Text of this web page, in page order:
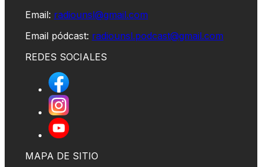
Email: radiounsl@gmail.com
Email pódcast: radiounsl.podcast@gmail.com
REDES SOCIALES
MAPA DE SITIO